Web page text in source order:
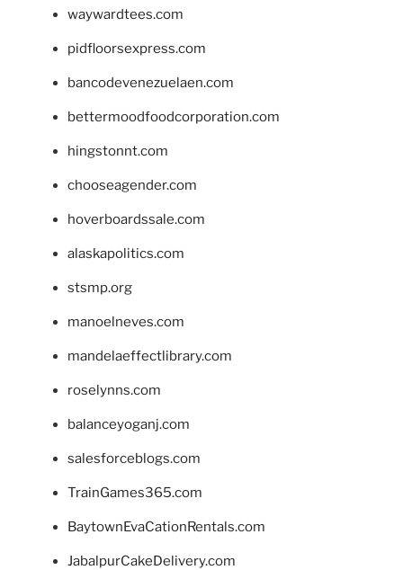
waywardtees.com
pidfloorsexpress.com
bancodevenezuelaen.com
bettermoodfoodcorporation.com
hingstonnt.com
chooseagender.com
hoverboardssale.com
alaskapolitics.com
stsmp.org
manoelneves.com
mandelaeffectlibrary.com
roselynns.com
balanceyoganj.com
salesforceblogs.com
TrainGames365.com
BaytownEvaCationRentals.com
JabalpurCakeDelivery.com